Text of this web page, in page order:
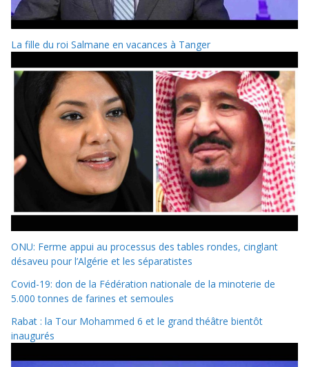
La fille du roi Salmane en vacances à Tanger
ONU: Ferme appui au processus des tables rondes, cinglant
désaveu pour l’Algérie et les séparatistes
Covid-19: don de la Fédération nationale de la minoterie de
5.000 tonnes de farines et semoules
Rabat : la Tour Mohammed 6 et le grand théâtre bientôt
inaugurés